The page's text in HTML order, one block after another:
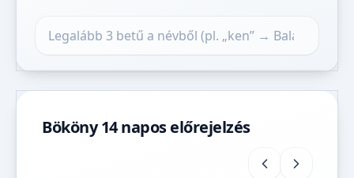
Bököny 14 napos előrejelzés